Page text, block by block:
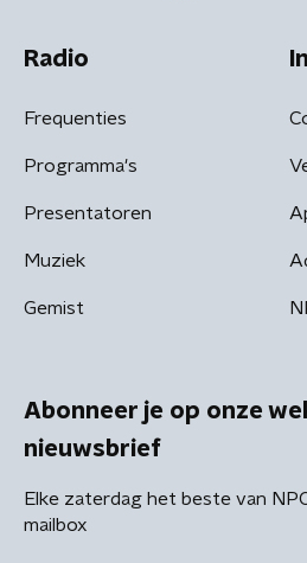
Radio
Frequenties
Programma's
Presentatoren
Muziek
Gemist
Abonneer je op onze
nieuwsbrief
Elke zaterdag het beste van
mailbox